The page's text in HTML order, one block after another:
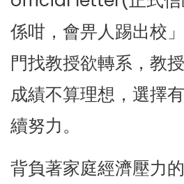
係咁，會畀人踢出校
門找教授欲轉系，教
成績不算理想，選擇
續努力。
背負著家庭經濟壓力